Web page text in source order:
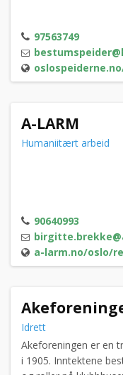
97563749
A-LARM
Humaniitært arbeid
90640993
a-larm.no/oslo/
Idrett
Akeforeningen er en
i 1905. Inntektene